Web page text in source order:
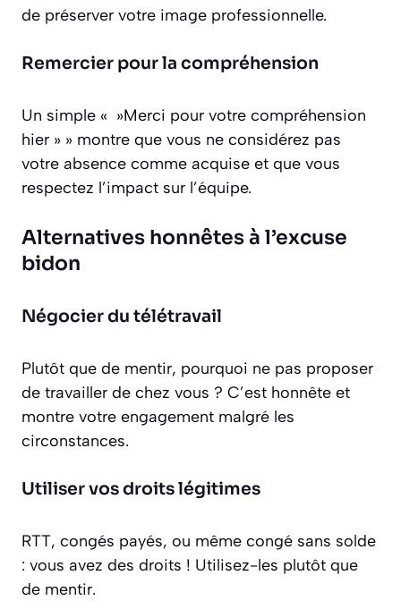
de préserver votre image professionnelle.
Remercier pour la compréhension
Un simple « »Merci pour votre compréhension
hier » » montre que vous ne considérez pas
votre absence comme acquise et que vous
respectez l’impact sur l’équipe.
Alternatives honnêtes à l’excuse
bidon
Négocier du télétravail
Plutôt que de mentir, pourquoi ne pas proposer
de travailler de chez vous ? C’est honnête et
montre votre engagement malgré les
circonstances.
Utiliser vos droits légitimes
RTT, congés payés, ou même congé sans solde
: vous avez des droits ! Utilisez-les plutôt que
de mentir.